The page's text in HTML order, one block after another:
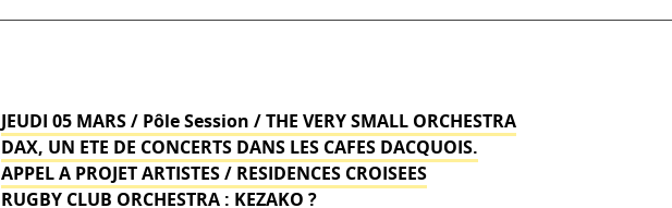
JEUDI 05 MARS / Pôle Session / THE VERY SMALL ORCHESTRA
DAX, UN ETE DE CONCERTS DANS LES CAFES DACQUOIS.
APPEL A PROJET ARTISTES / RESIDENCES CROISEES
RUGBY CLUB ORCHESTRA : KEZAKO ?